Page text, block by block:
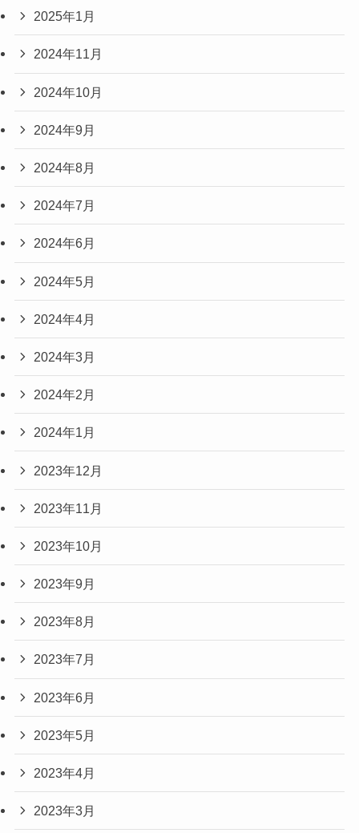
2025年1月
2024年11月
2024年10月
2024年9月
2024年8月
2024年7月
2024年6月
2024年5月
2024年4月
2024年3月
2024年2月
2024年1月
2023年12月
2023年11月
2023年10月
2023年9月
2023年8月
2023年7月
2023年6月
2023年5月
2023年4月
2023年3月